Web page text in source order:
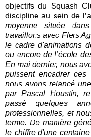
objectifs du Squash
discipline au sein de
moyenne située
travaillons avec Flers
le cadre d'animations
ou encore de l’école
En mai dernier, nous
puissent encadrer ces
nous avons relancé
par Pascal Houstin,
passé quelques
professionnelles, et
terme. De manière
le chiffre d'une